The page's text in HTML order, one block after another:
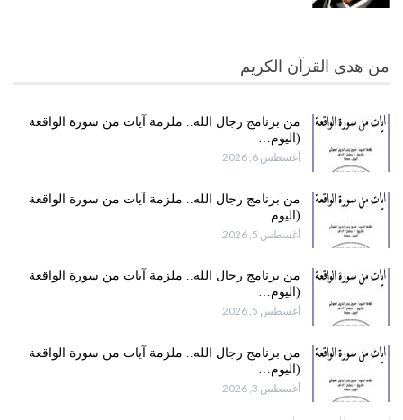
من هدى القرآن الكريم
من برنامج رجال الله.. ملزمة آيات من سورة الواقعة
(اليوم…
أغسطس 6, 2026
من برنامج رجال الله.. ملزمة آيات من سورة الواقعة
(اليوم…
أغسطس 5, 2026
من برنامج رجال الله.. ملزمة آيات من سورة الواقعة
(اليوم…
أغسطس 5, 2026
من برنامج رجال الله.. ملزمة آيات من سورة الواقعة
(اليوم…
أغسطس 3, 2026